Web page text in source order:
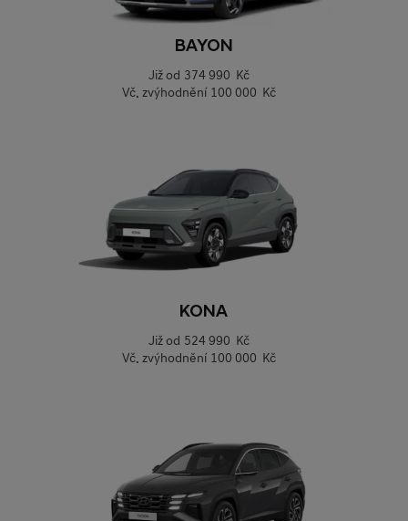
BAYON
Již od 374 990 Kč
Vč. zvýhodnění 100 000 Kč
KONA
Již od 524 990 Kč
Vč. zvýhodnění 100 000 Kč